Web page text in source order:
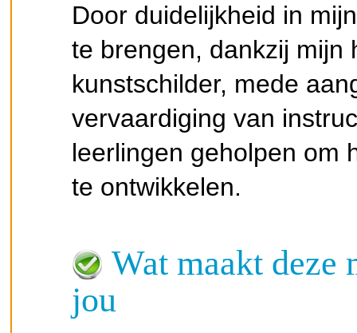
Door duidelijkheid in
te brengen, dankzij mijn
kunstschilder, mede
vervaardiging van
leerlingen geholpen om
te ontwikkelen.
Wat maakt deze
jou